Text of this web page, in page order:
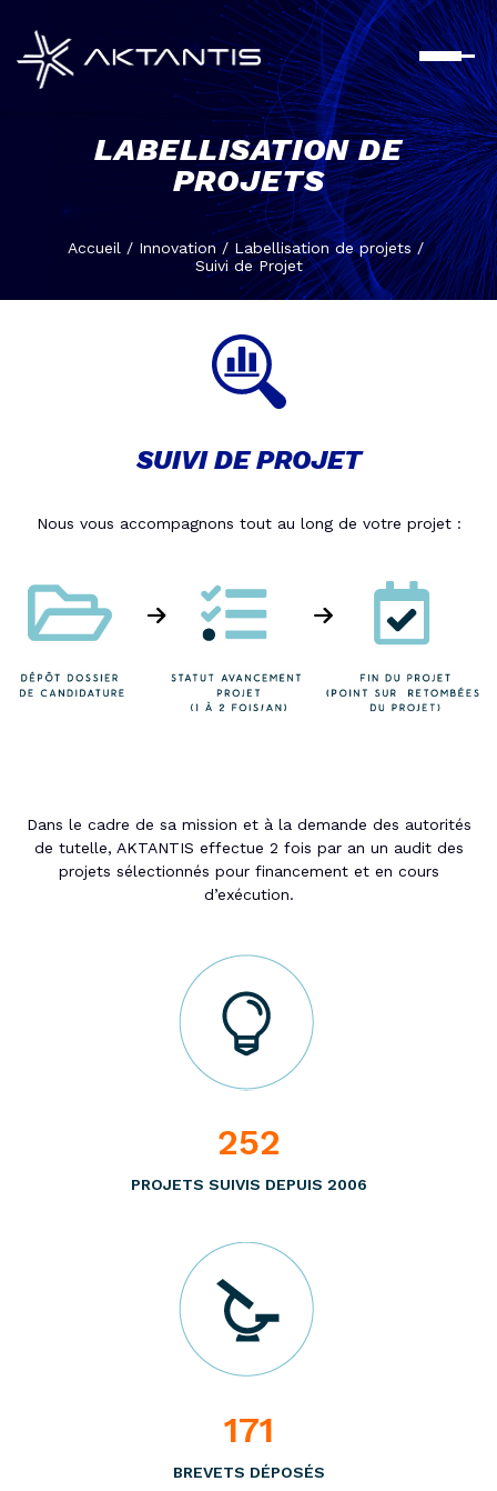
contenu
principal
LABELLISATION DE
PROJETS
Accueil / Innovation/ Labellisation de projets/
Suivi de Projet
SUIVI DE PROJET
Nous vous accompagnons tout au long de votre projet :
Dans le cadre de sa mission et à la demande des autorités
de tutelle, AKTANTIS effectue 2 fois par an un audit des
projets sélectionnés pour financement et en cours
d’exécution.
252
PROJETS SUIVIS DEPUIS 2006
171
BREVETS DÉPOSÉS